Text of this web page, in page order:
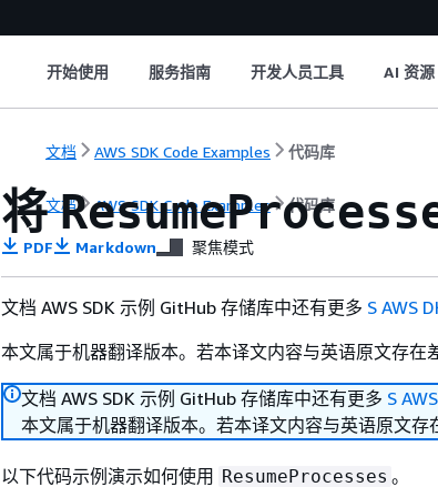
开始使用 服务指南 开发人员工具 AI 资源
文档 AWS SDK Code Examples 代码库
文档 AWS SDK Code Examples 代码库
将
PDF Markdown 聚焦模式
文档 AWS SDK 示例 GitHub 存储库中还有更多 S AWS
本文属于机器翻译版本。若本译文内容与英语原文存在
文档 AWS SDK 示例 GitHub 存储库中还有更多 S
本文属于机器翻译版本。若本译文内容与英语原文存
以下代码示例演示如何使用 ResumeProcesses 。